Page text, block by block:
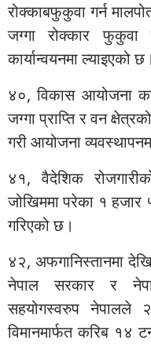
रोक्काबफुकुवा गर्न
जग्गा रोक्कार फुकुवा
कार्यान्वयनमा ल्याइएको छ।
४०, विकास आयोजना
जग्गा प्राप्ति र वन
गरी आयोजना
४१, वैदेशिक
जोखिममा परेका १ हजार
गरिएको छ।
४२, अफगानिस्तानमा
नेपाल सरकार र
सहयोगस्वरुप नेपालले
विमानमार्फत करिब १४